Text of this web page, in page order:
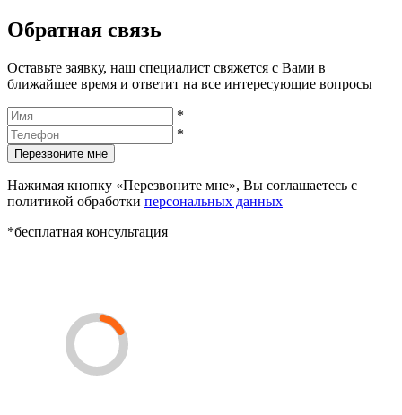
Обратная связь
Оставьте заявку, наш специалист свяжется с Вами в
ближайшее время и ответит на все интересующие вопросы
*
*
Перезвоните мне
Нажимая кнопку «Перезвоните мне», Вы соглашаетесь с
политикой обработки персональных данных
*бесплатная консультация